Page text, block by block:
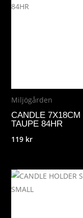
Miljögården
CANDLE 7X18CM
TAUPE 84HR
119 kr